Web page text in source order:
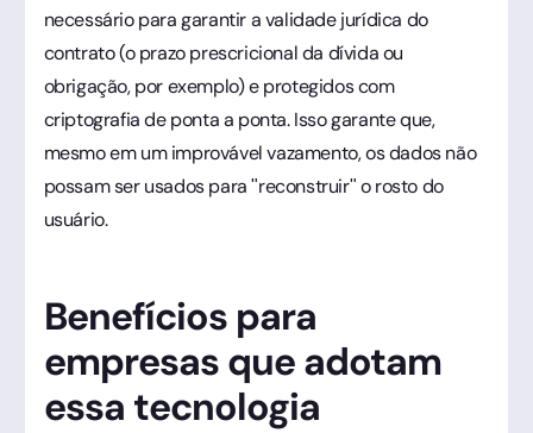
necessário para garantir a validade jurídica do
contrato (o prazo prescricional da dívida ou
obrigação, por exemplo) e protegidos com
criptografia de ponta a ponta. Isso garante que,
mesmo em um improvável vazamento, os dados não
possam ser usados para "reconstruir" o rosto do
usuário.
Benefícios para
empresas que adotam
essa tecnologia